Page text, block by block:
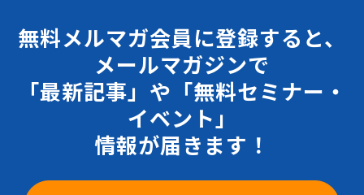
無料メルマガ会員に登録すると、
メールマガジンで
「最新記事」や「無料セミナー・
イベント」
情報が届きます！